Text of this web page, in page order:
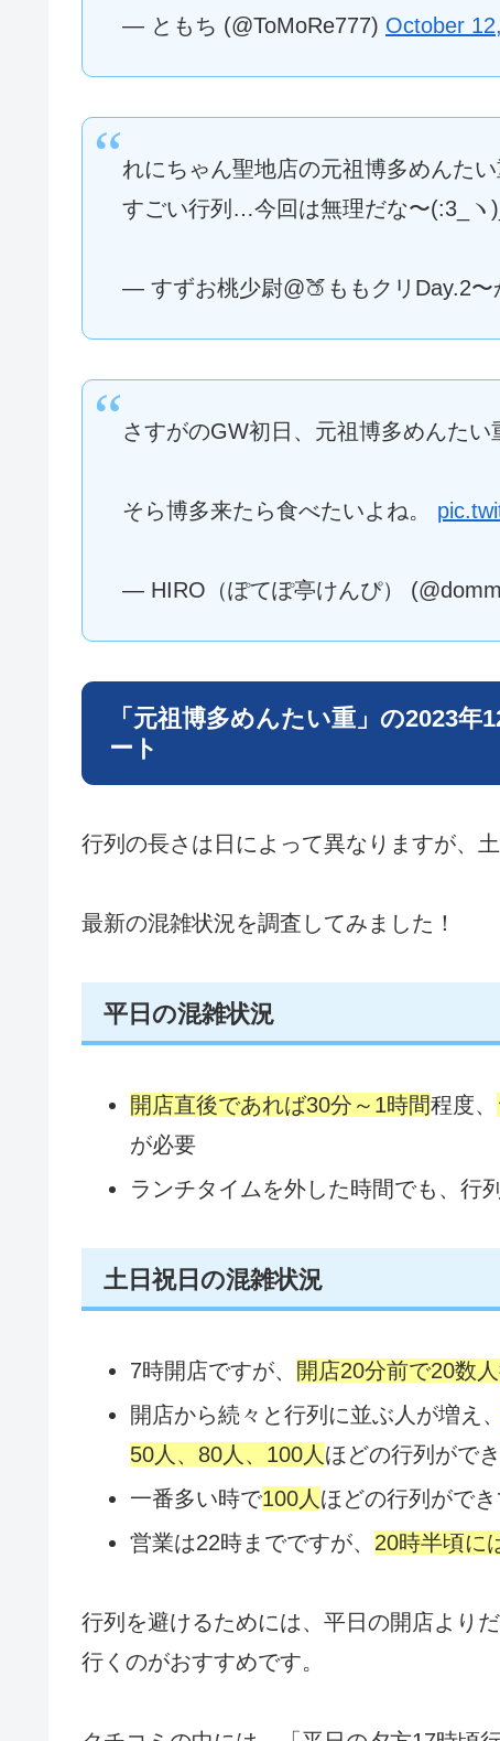
— ともち (@ToMoRe777) October
れにちゃん聖地店の元祖博多めんたい
すごい行列…今回は無理だな〜(:3_ヽ
— すずお桃少尉@🍑ももクリDay.2〜
さすがのGW初日、元祖博多めんたい
そら博多来たら食べたいよね。
— HIRO（ぽてぽ亭けんぴ）
「元祖博多めんたい重」の2023
ート
行列の長さは日によって異なりますが、
最新の混雑状況を調査してみました！
平日の混雑状況
開店直後であれば30分～1時間程度、
が必要
ランチタイムを外した時間でも、行
土日祝日の混雑状況
7時開店ですが、 開店20分前で20数
開店から続々と行列に並ぶ人が増え、
50人、80人、100人 ほどの行列がで
一番多い時で100人 ほどの行列ができ
営業は22時までですが、 20時半頃に
行列を避けるためには、平日の開店より
行くのがおすすめです。